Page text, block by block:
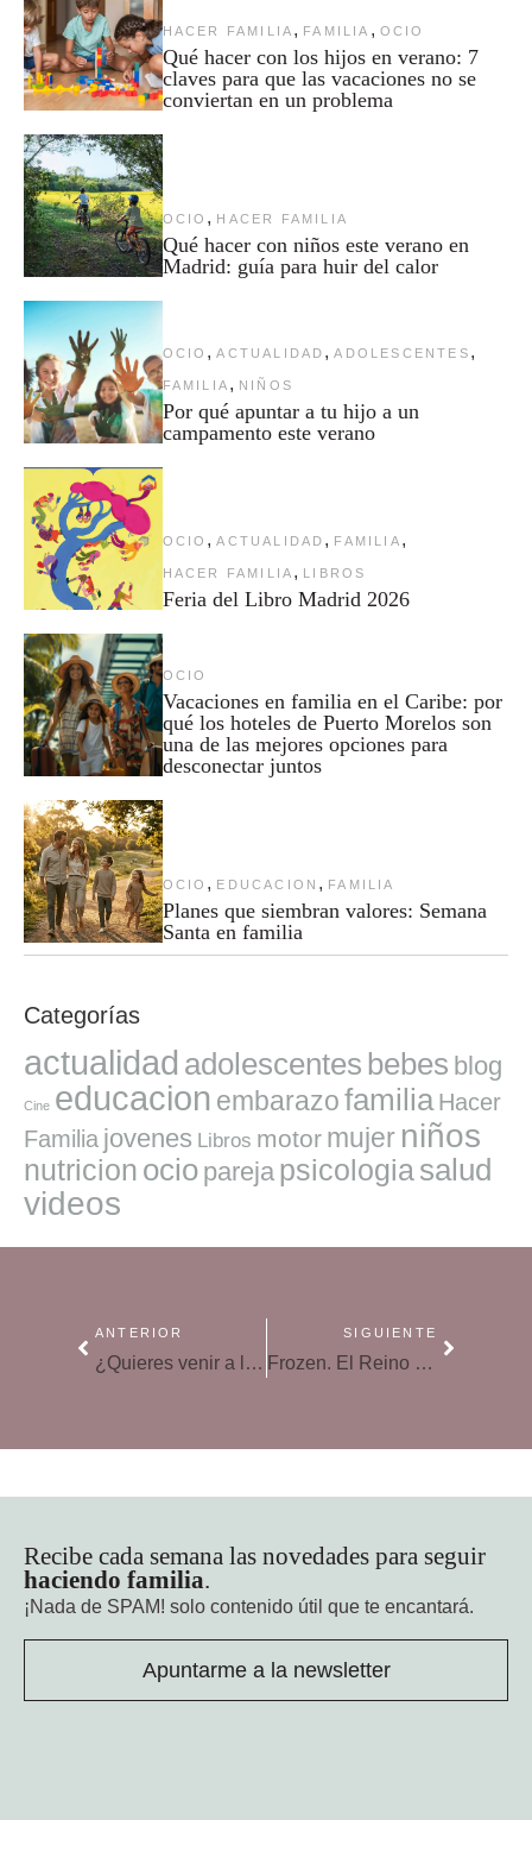
HACER FAMILIA , FAMILIA , OCIO
Qué hacer con los hijos en verano: 7
claves para que las vacaciones no se
conviertan en un problema
OCIO , HACER FAMILIA
Qué hacer con niños este verano en
Madrid: guía para huir del calor
OCIO , ACTUALIDAD , ADOLESCENTES ,
FAMILIA , NIÑOS
Por qué apuntar a tu hijo a un
campamento este verano
OCIO , ACTUALIDAD , FAMILIA ,
HACER FAMILIA , LIBROS
Feria del Libro Madrid 2026
OCIO
Vacaciones en familia en el Caribe: por
qué los hoteles de Puerto Morelos son
una de las mejores opciones para
desconectar juntos
OCIO , EDUCACION , FAMILIA
Planes que siembran valores: Semana
Santa en familia
Categorías
actualidad adolescentes bebes blog
Cine educacion embarazofamilia Hacer
Familia jovenes Libros motor mujer niños
nutricion ocio pareja psicologiasalud
videos
ANTERIOR
¿Quieres venir a la feria Dabadum gratis? ¡Te invitamos!
SIGUIENTE
Frozen. El Reino de Hielo
Recibe cada semana las novedades para seguir
haciendo familia.
¡Nada de SPAM! solo contenido útil que te encantará.
Apuntarme a la newsletter